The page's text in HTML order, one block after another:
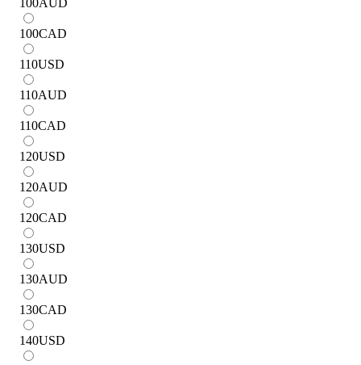
100CAD
110USD
110AUD
110CAD
120USD
120AUD
120CAD
130USD
130AUD
130CAD
140USD